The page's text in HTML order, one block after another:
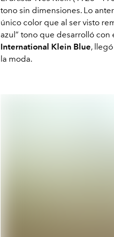
tono sin dimensiones. Lo
único color que al ser visto
azul” tono que desarrolló
International Klein Blue,
la moda.